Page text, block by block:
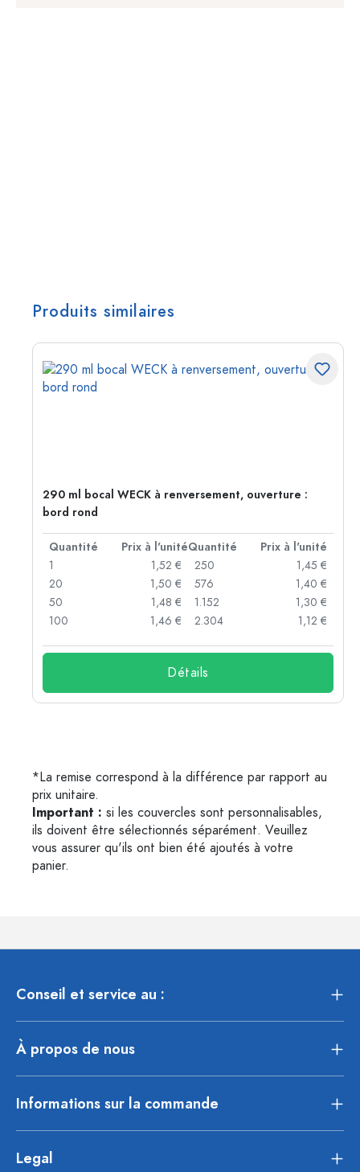
Produits similaires
290 ml bocal WECK à renversement, ouverture :
bord rond
Quantité Prix à l'unitéQuantité
Prix à l'unité
1
1,52 €
20
1,50 €
50
1,48 €
100
1,46 €
250
1,45 €
576
1,40 €
1.152
1,30 €
2.304
1,12 €
Détails
*La remise correspond à la différence par rapport au
prix unitaire.
Important : si les couvercles sont personnalisables,
ils doivent être sélectionnés séparément. Veuillez
vous assurer qu'ils ont bien été ajoutés à votre
panier.
Conseil et service au :
À propos de nous
Informations sur la commande
Legal